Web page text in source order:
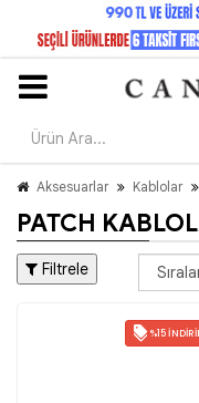
Aksesuarlar Kablolar
PATCH
Filtrele
%15